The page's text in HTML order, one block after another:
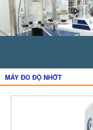
MÁY ĐO ĐỘ NHỚT